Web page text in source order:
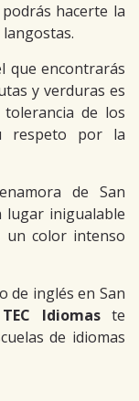
hacerte la
que encontrarás
y verduras es
de los
respeto por la
de San
lugar inigualable
un color intenso
de inglés en San
TEC Idiomaste
de idiomas